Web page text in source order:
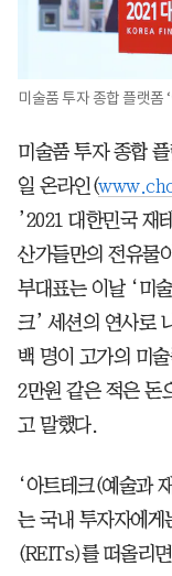
미술품 투자 종합 플랫폼
미술품 투자 종합
일 온라인(
’2021 대한민국 재
산가들만의 전유물
부대표는 이날 ‘미
크’ 세션의 연사로
백 명이 고가의 미
2만원 같은 적은 돈
고 말했다.
‘아트테크(예술과
는 국내 투자자에
(REITs)를 떠올리